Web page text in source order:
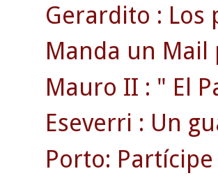
Gerardito : Los
Manda un Mail
Mauro II : " El
Eseverri : Un
Porto: